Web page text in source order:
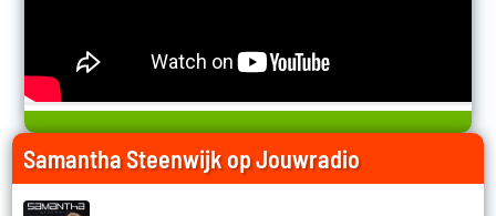
Samantha Steenwijk op Jouwradio